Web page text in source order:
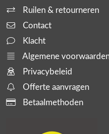
Ruilen & retourneren
Contact
Klacht
Algemene
Privacybeleid
Offerte aanvragen
Betaalmethoden